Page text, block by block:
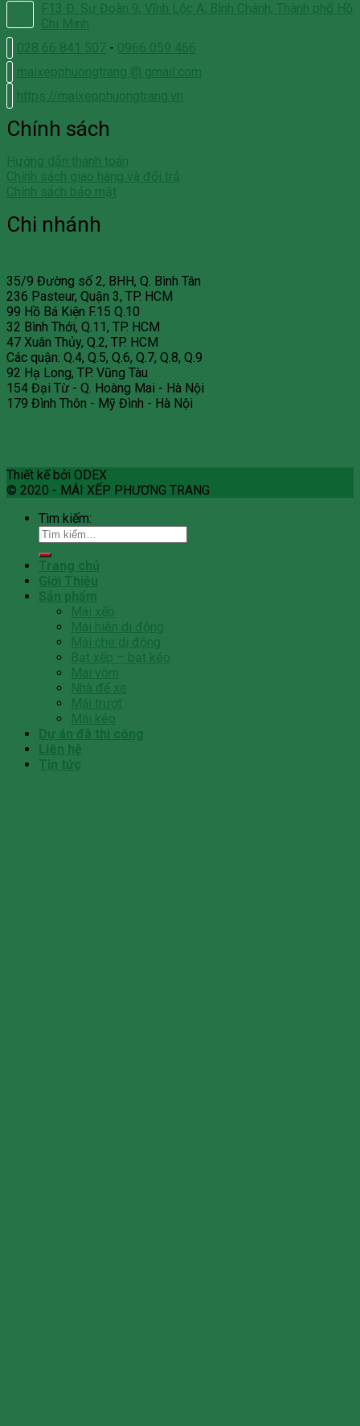
F13 Đ. Sư Đoàn 9, Vĩnh Lộc A, Bình Chánh, Thành phố Hồ
Chí Minh
028 66 841 507 - 0966 059 466
maixepphuongtrang @ gmail.com
https://maixepphuongtrang.vn
Chính sách
Hướng dẫn thanh toán
Chính sách giao hàng và đổi trả
Chính sách bảo mật
Chi nhánh
35/9 Đường số 2, BHH, Q. Bình Tân
236 Pasteur, Quận 3, TP. HCM
99 Hồ Bá Kiện F.15 Q.10
32 Bình Thới, Q.11, TP. HCM
47 Xuân Thủy, Q.2, TP. HCM
Các quận: Q.4, Q.5, Q.6, Q.7, Q.8, Q.9
92 Hạ Long, TP. Vũng Tàu
154 Đại Từ - Q. Hoàng Mai - Hà Nội
179 Đình Thôn - Mỹ Đình - Hà Nội
Thiết kế bởi ODEX
© 2020 - MÁI XẾP PHƯƠNG TRANG
Tìm kiếm:
Trang chủ
Giới Thiệu
Sản phẩm
Mái xếp
Mái hiên di động
Mái che di động
Bạt xếp – bạt kéo
Mái vòm
Nhà để xe
Mái trượt
Mái kéo
Dự án đã thi công
Liên hệ
Tin tức